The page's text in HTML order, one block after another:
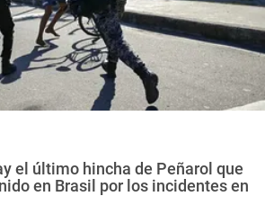
el último hincha de Peñarol que
en Brasil por los incidentes en